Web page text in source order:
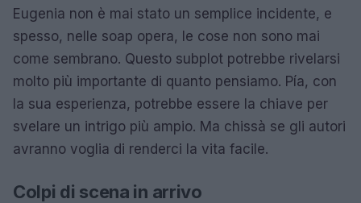
Eugenia non è mai stato un semplice incidente, e
spesso, nelle soap opera, le cose non sono mai
come sembrano. Questo subplot potrebbe rivelarsi
molto più importante di quanto pensiamo. Pía, con
la sua esperienza, potrebbe essere la chiave per
svelare un intrigo più ampio. Ma chissà se gli autori
avranno voglia di renderci la vita facile.
Colpi di scena in arrivo